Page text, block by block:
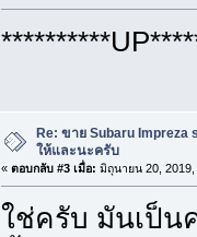
Re: ขาย Subaru
ให้และนะครับ
« ตอบกลับ #3 เมื่อ: มิถุนายน 20, 2019,
ใช่ครับ มันเป็น